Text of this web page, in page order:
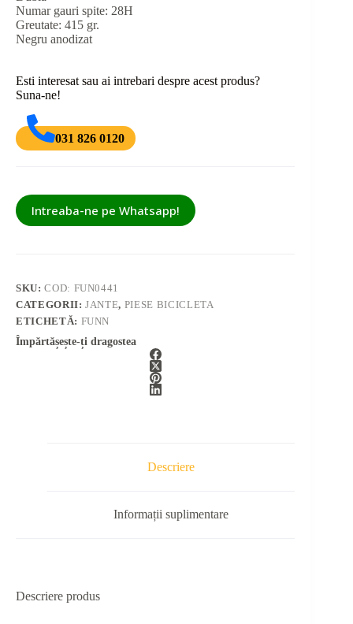
Numar gauri spite: 28H
Greutate: 415 gr.
Negru anodizat
Esti interesat sau ai intrebari despre acest produs?
Suna-ne!
031 826 0120
Intreaba-ne pe Whatsapp!
SKU:COD: FUN0441
CATEGORII:JANTE, PIESE BICICLETA
ETICHETĂ: FUNN
Împărtășește-ți dragostea
Descriere
Informații suplimentare
Descriere produs